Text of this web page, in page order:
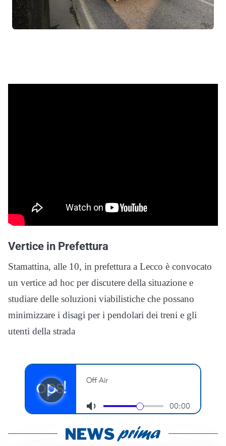
Vertice in Prefettura
Stamattina, alle 10, in prefettura a Lecco è convocato
un vertice ad hoc per discutere della situazione e
studiare delle soluzioni viabilistiche che possano
minimizzare i disagi per i pendolari dei treni e gli
utenti della strada